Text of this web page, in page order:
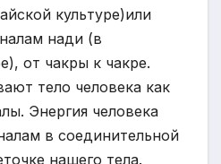
культуре)или
нади (в
от чакры к чакре.
тело человека как
Энергия человека
в соединительной
нашего тела.